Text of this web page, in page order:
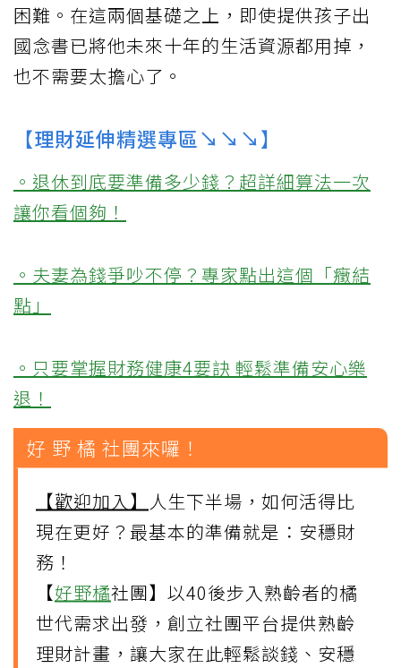
困難。在這兩個基礎之上，即使提供孩子出
國念書已將他未來十年的生活資源都用掉，
也不需要太擔心了。
【理財延伸精選專區↘↘↘】
。退休到底要準備多少錢？超詳細算法一次
讓你看個夠！
。夫妻為錢爭吵不停？專家點出這個「癥結
點」
。只要掌握財務健康4要訣 輕鬆準備安心樂
退！
好 野 橘 社團來囉！
【歡迎加入】
人生下半場，如何活得比
現在更好？最基本的準備就是：安穩財
務！
【好野橘社團】以40後步入熟齡者的橘
世代需求出發，創立社團平台提供熟齡
理財計畫，讓大家在此輕鬆談錢、安穩